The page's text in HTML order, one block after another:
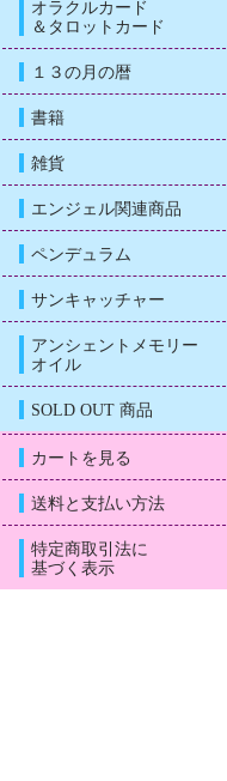
オラクルカード
＆タロットカード
１３の月の暦
書籍
雑貨
エンジェル関連商品
ペンデュラム
サンキャッチャー
アンシェントメモリー
オイル
SOLD OUT 商品
カートを見る
送料と支払い方法
特定商取引法に
基づく表示